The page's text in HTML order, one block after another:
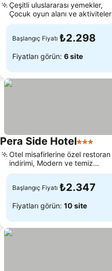
Çeşitli uluslararası yemekler,
Çocuk oyun alanı ve aktiviteler
Başlangıç Fiyatı ₺2.298
Fiyatları görün: 6 site
Pera Side Hotel3 Yıldız
Otel misafirlerine özel restoran
indirimi, Modern ve temiz
konaklama
Başlangıç Fiyatı ₺2.347
Fiyatları görün: 10 site